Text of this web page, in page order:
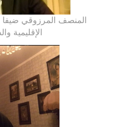
المنصف المرزوقي
الإقليمية